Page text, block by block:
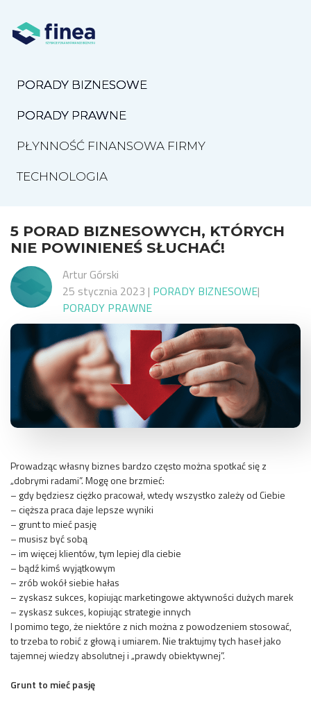
PORADY BIZNESOWE
PORADY PRAWNE
PŁYNNOŚĆ FINANSOWA FIRMY
TECHNOLOGIA
5 PORAD BIZNESOWYCH, KTÓRYCH
NIE POWINIENEŚ SŁUCHAĆ!
Artur Górski
25 stycznia 2023 | PORADY BIZNESOWE|
PORADY PRAWNE
Prowadząc własny biznes bardzo często można spotkać się z
„dobrymi radami”. Mogę one brzmieć:
– gdy będziesz ciężko pracował, wtedy wszystko zależy od Ciebie
– cięższa praca daje lepsze wyniki
– grunt to mieć pasję
– musisz być sobą
– im więcej klientów, tym lepiej dla ciebie
– bądź kimś wyjątkowym
– zrób wokół siebie hałas
– zyskasz sukces, kopiując marketingowe aktywności dużych marek
– zyskasz sukces, kopiując strategie innych
I pomimo tego, że niektóre z nich można z powodzeniem stosować,
to trzeba to robić z głową i umiarem. Nie traktujmy tych haseł jako
tajemnej wiedzy absolutnej i „prawdy obiektywnej”.
Grunt to mieć pasję